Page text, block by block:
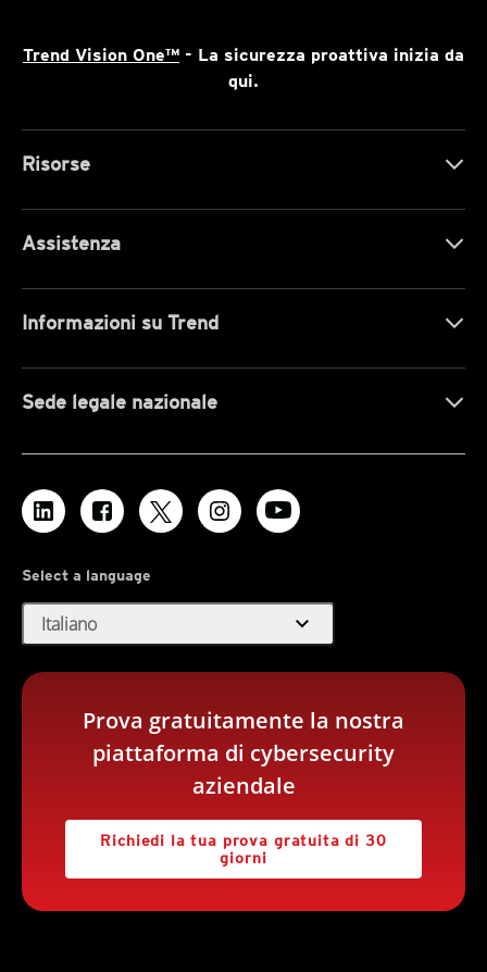
Trend Vision One™ - La sicurezza proattiva inizia da
qui.
Risorse
Assistenza
Informazioni su Trend
Sede legale nazionale
Select a language
Italiano expand_more
Prova gratuitamente la nostra
piattaforma di cybersecurity
aziendale
Richiedi la tua prova gratuita di 30
giorni